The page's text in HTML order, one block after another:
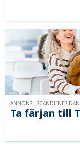
Ta färjan till
ANNONS - SCANDLINES